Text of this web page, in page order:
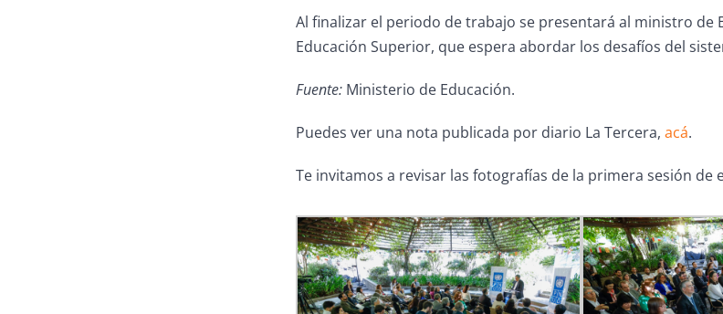
Al finalizar el periodo de trabajo se presentará al ministro
Educación Superior, que espera abordar los desafíos del
Fuente:Ministerio de Educación.
Puedes ver una nota publicada por diario La Tercera, acá.
Te invitamos a revisar las fotografías de la primera sesión de